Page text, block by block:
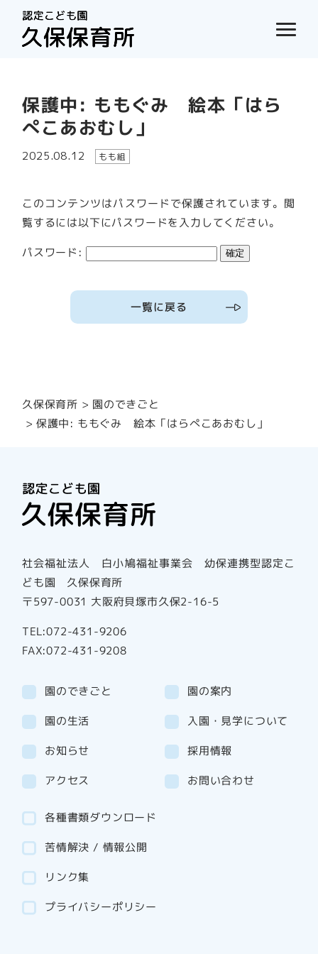
保護中: ももぐみ 絵本「はら
ぺこあおむし」
2025.08.12 もも組
このコンテンツはパスワードで保護されています。閲
覧するには以下にパスワードを入力してください。
パスワード:
一覧に戻る
久保保育所 園のできごと
保護中: ももぐみ 絵本「はらぺこあおむし」
社会福祉法人 白小鳩福祉事業会 幼保連携型認定こ
ども園 久保保育所
〒597-0031 大阪府貝塚市久保2-16-5
TEL:072-431-9206
FAX:072-431-9208
園のできごと 園の案内
園の生活 入園・見学について
お知らせ
採用情報
アクセス
お問い合わせ
各種書類ダウンロード
苦情解決 / 情報公開
リンク集
プライバシーポリシー